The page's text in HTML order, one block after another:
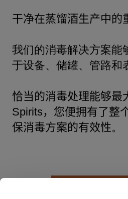
干净在蒸馏酒生产中的
我们的消毒解决方案能
于设备、储罐、管路和
恰当的消毒处理能够最
Spirits，您便拥有了整
保消毒方案的有效性。